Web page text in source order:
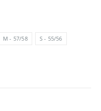
M - 57/58 S - 55/56